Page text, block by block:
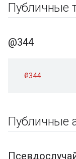
Публичные
@344
@344
Публичные